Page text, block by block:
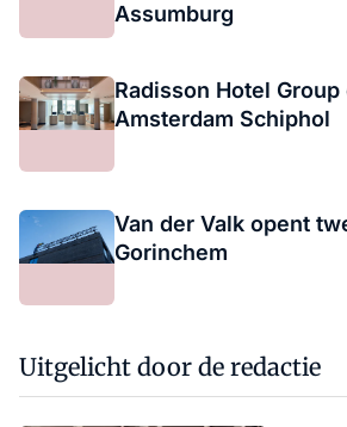
Assumburg
Radisson Hotel
Amsterdam Schiphol
Van der Valk opent
Gorinchem
Uitgelicht door de redactie